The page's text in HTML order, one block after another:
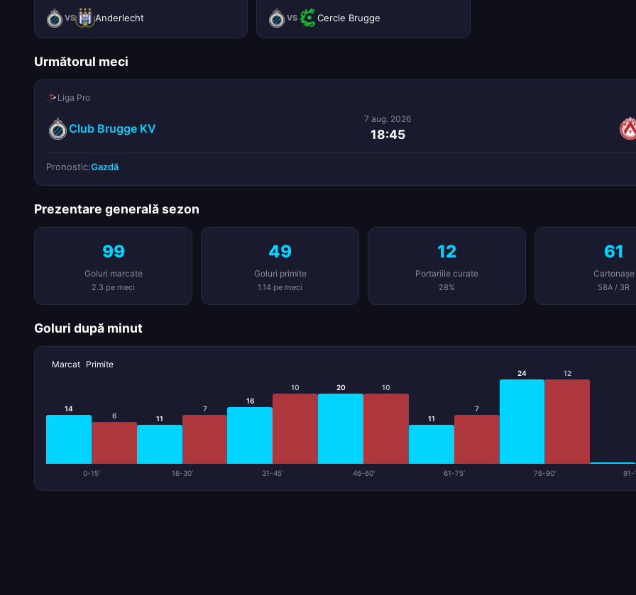
VS Anderlecht VS Cercle Brugge
Următorul meci
Liga Pro
Club Brugge KV
7 aug. 2026
18:45
Pronostic:Gazdă
Prezentare generală sezon
99
Goluri marcate
2.3 pe meci
49
Goluri primite
1.14 pe meci
12
Portariile curate
28%
61
Cartonașe
58A / 3R
Goluri după minut
Marcat Primite
14
6
0-15'
11
7
16-30'
16
10
31-45'
20 10
46-60'
11
7
61-75'
24 12
76-90' 91-